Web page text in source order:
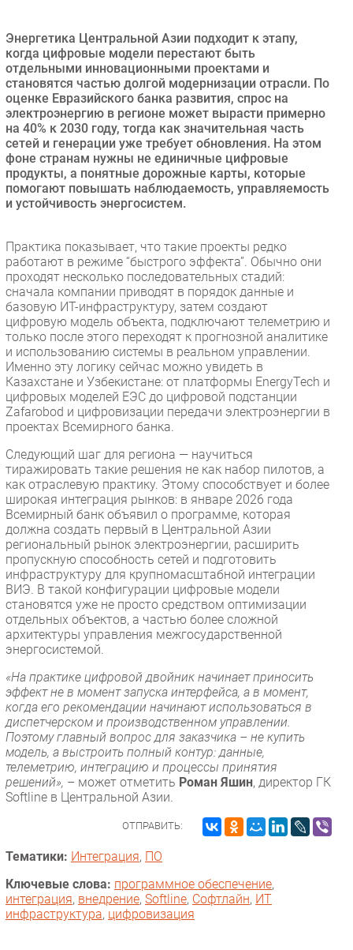
Инновации
CIO/Управление ИТ
Гаджеты
Здоровье
РАЗДЕЛЫ
Новости
Аналитика
Мероприятия
Проекты
IT класс
Тестовый стенд
Каталог компаний
Энергетика Центральной Азии подходит к этапу,
когда цифровые модели перестают быть
отдельными инновационными проектами и
становятся частью долгой модернизации отрасли. По
оценке Евразийского банка развития, спрос на
электроэнергию в регионе может вырасти примерно
на 40% к 2030 году, тогда как значительная часть
сетей и генерации уже требует обновления. На этом
фоне странам нужны не единичные цифровые
продукты, а понятные дорожные карты, которые
помогают повышать наблюдаемость, управляемость
и устойчивость энергосистем.
Практика показывает, что такие проекты редко
работают в режиме “быстрого эффекта”. Обычно они
проходят несколько последовательных стадий:
сначала компании приводят в порядок данные и
базовую ИТ-инфраструктуру, затем создают
цифровую модель объекта, подключают телеметрию и
только после этого переходят к прогнозной аналитике
и использованию системы в реальном управлении.
Именно эту логику сейчас можно увидеть в
Казахстане и Узбекистане: от платформы EnergyTech и
цифровых моделей ЕЭС до цифровой подстанции
Zafarobod и цифровизации передачи электроэнергии в
проектах Всемирного банка.
Следующий шаг для региона — научиться
тиражировать такие решения не как набор пилотов, а
как отраслевую практику. Этому способствует и более
широкая интеграция рынков: в январе 2026 года
Всемирный банк объявил о программе, которая
должна создать первый в Центральной Азии
региональный рынок электроэнергии, расширить
пропускную способность сетей и подготовить
инфраструктуру для крупномасштабной интеграции
ВИЭ. В такой конфигурации цифровые модели
становятся уже не просто средством оптимизации
отдельных объектов, а частью более сложной
архитектуры управления межгосударственной
энергосистемой.
«На практике цифровой двойник начинает приносить
эффект не в момент запуска интерфейса, а в момент,
когда его рекомендации начинают использоваться в
диспетчерском и производственном управлении.
Поэтому главный вопрос для заказчика – не купить
модель, а выстроить полный контур: данные,
телеметрию, интеграцию и процессы принятия
решений», – может отметить Роман Яшин, директор ГК
Softline в Центральной Азии.
ОТПРАВИТЬ:
Тематики: Интеграция, ПО
Ключевые слова: программное обеспечение,
интеграция, внедрение, Softline, Софтлайн, ИТ
инфраструктура, цифровизация